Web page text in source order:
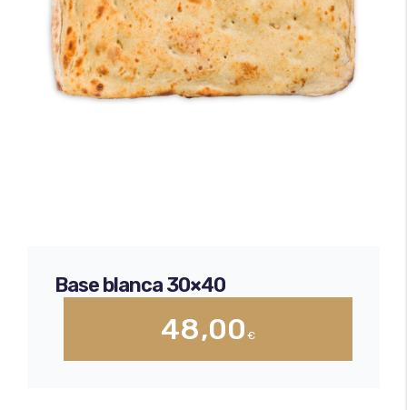
Bases de pizza
Base blanca 30×40
48,00 €